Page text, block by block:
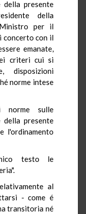
presente
della
per il
concerto con il
emanate,
criteri cui si
disposizioni
norme intese
norme sulle
della presente
l'ordinamento
testo le
al
- come é
transitoria né